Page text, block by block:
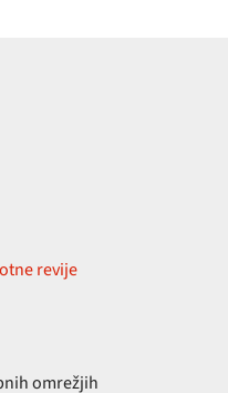
revije
omrežjih